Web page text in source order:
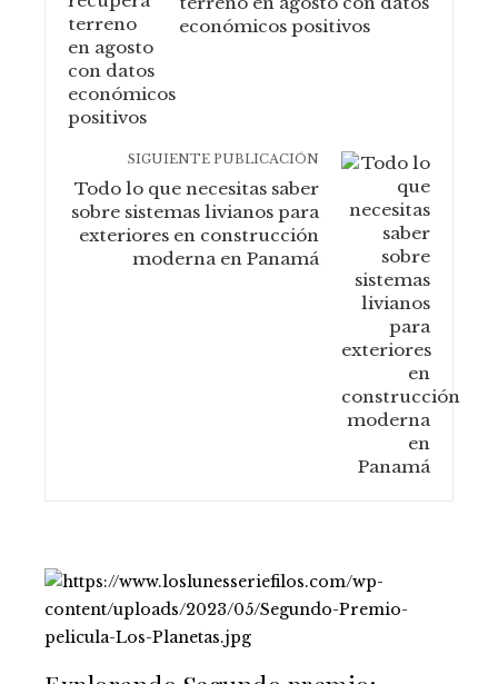
económicos positivos
SIGUIENTE PUBLICACIÓN
Todo lo que necesitas saber
sobre sistemas livianos para
exteriores en construcción
moderna en Panamá